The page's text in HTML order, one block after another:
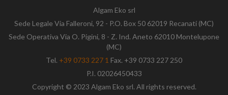
Algam Eko srl
Sede Legale Via Falleroni, 92 - P.O. Box 50 62019 Recanati (MC)
Sede Operativa Via O. Pigini, 8 - Z. Ind. Aneto 62010 Montelupone
(MC)
Tel. +39 0733 227 1 Fax. +39 0733 227 250
P.I. 02026450433
Copyright © 2023 Algam Eko srl. All rights reserved.